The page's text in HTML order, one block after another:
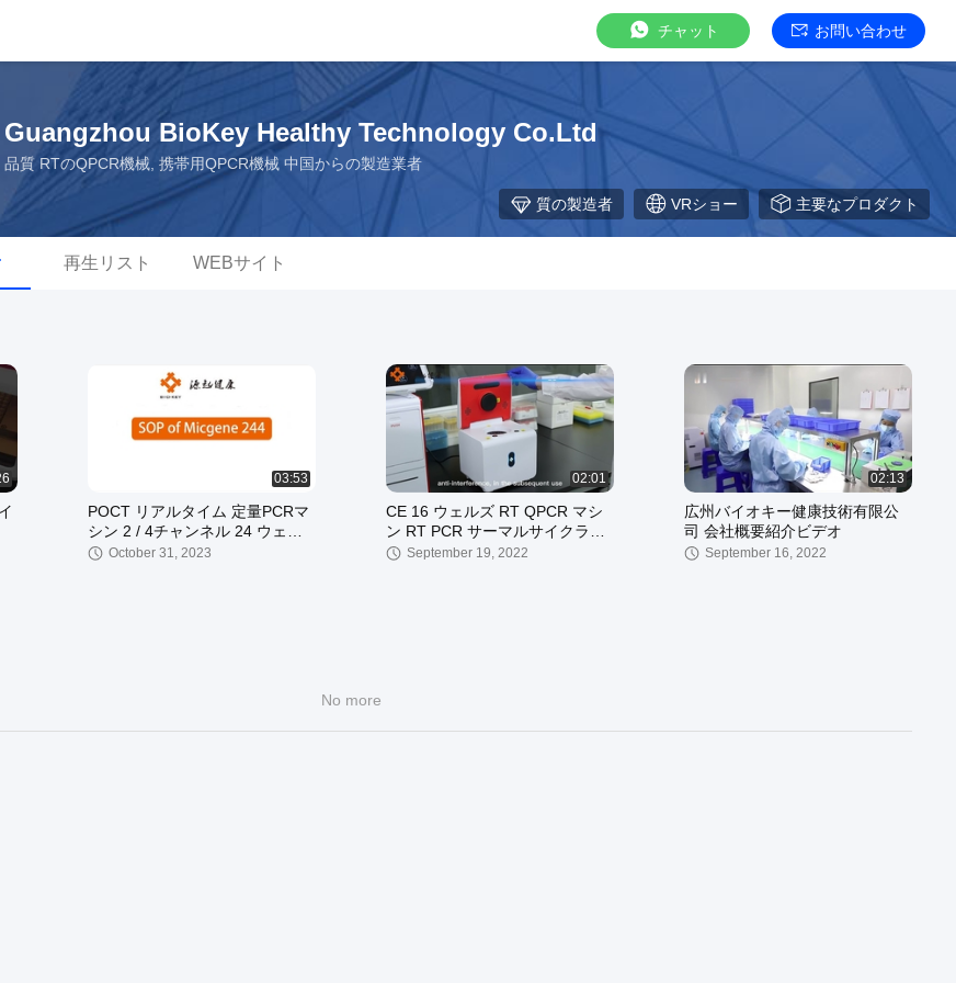
チャット お問い合わせ
Guangzhou BioKey Healthy Technology Co.Ltd
品質 RTのqPCR機械, 携帯用qPCR機械 中国からの製造業者
質の製造者 VRショー 主要なプロダクト
再生リスト WEBサイト
03:53
POCT リアルタイム 定量PCRマ
シン 2 / 4チャンネル 24 ウェル
分子診断装置
October 31, 2023
02:01
CE 16 ウェルズ RT QPCR マシ
ン RT PCR サーマルサイクラー
4 チャンネル ミニ 病院向け
September 19, 2022
02:13
広州バイオキー健康技術有限公
司 会社概要紹介ビデオ
September 16, 2022
No more